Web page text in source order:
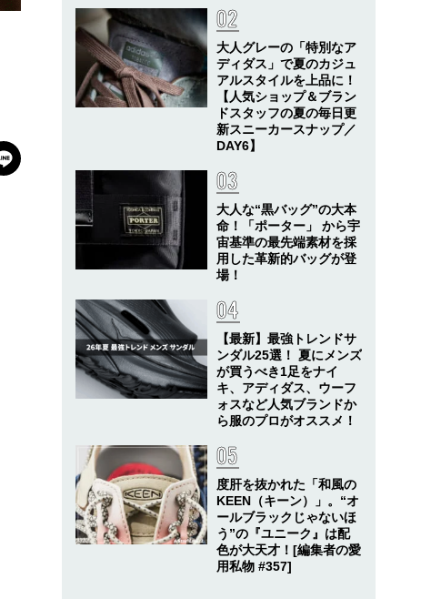
大人グレーの「特別なア
ディダス」で夏のカジュ
アルスタイルを上品に！
【人気ショップ＆ブラン
ドスタッフの夏の毎日更
新スニーカースナップ／
DAY6】
大人な“黒バッグ”の大本
命！「ポーター」 から宇
宙基準の最先端素材を採
用した革新的バッグが登
場！
【最新】最強トレンドサ
ンダル25選！ 夏にメンズ
が買うべき1足をナイ
キ、アディダス、ウーフ
ォスなど人気ブランドか
ら服のプロがオススメ！
度肝を抜かれた「和風の
KEEN（キーン）」。“オ
ールブラックじゃないほ
う”の『ユニーク』は配
色が大天才！[編集者の愛
用私物 #357]